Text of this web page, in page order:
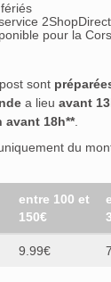
pour la
sont
a lieu avant
avant 18h**.
du
entre 100 et
150€
9.99€